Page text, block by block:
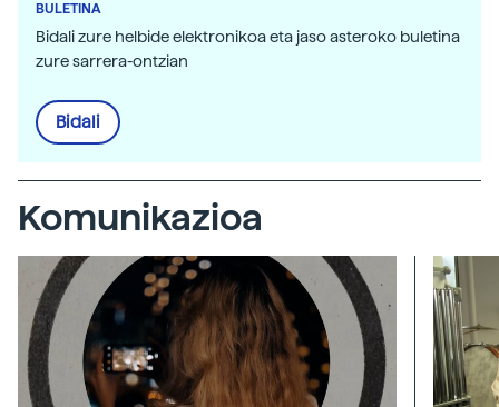
BULETINA
Bidali zure helbide elektronikoa eta jaso asteroko buletina
zure sarrera-ontzian
Bidali
Komunikazioa